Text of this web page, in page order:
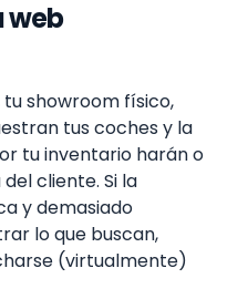
web
showroom físico,
tus coches y la
tu inventario harán o
cliente. Si la
y demasiado
lo que buscan,
(virtualmente)